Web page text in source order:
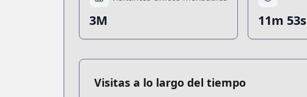
3M 11m 53s
Visitas a lo largo del tiempo